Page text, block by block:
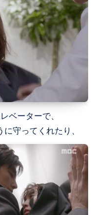
ベーターで、
守ってくれたり、